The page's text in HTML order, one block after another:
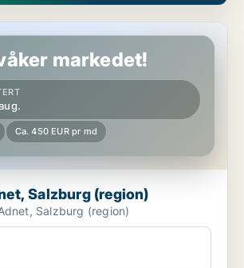
(region)
markedet!
Ca. 450 EUR pr md
Salzburg (region)
Salzburg (region)